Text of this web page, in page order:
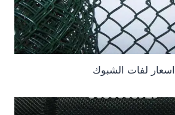
اسعار لفات الشبوك